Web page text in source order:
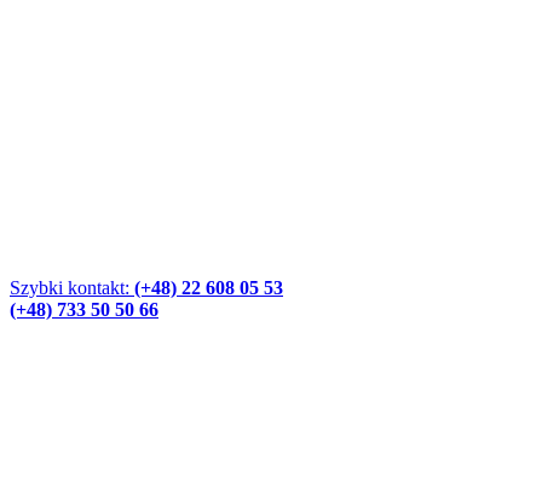
Szybki kontakt: (+48) 22 608 05 53
(+48) 733 50 50 66